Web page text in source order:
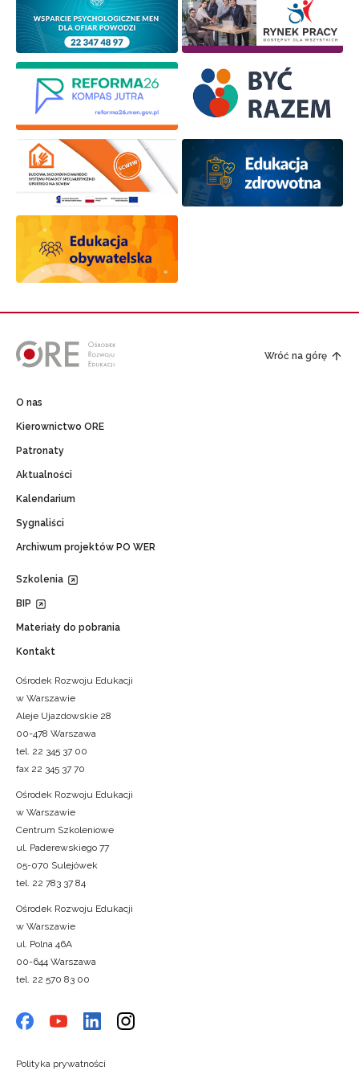
Wróć na górę
O nas
Kierownictwo ORE
Patronaty
Aktualności
Kalendarium
Sygnaliści
Archiwum projektów PO WER
Szkolenia
BIP
Materiały do pobrania
Kontakt
Ośrodek Rozwoju Edukacji
w Warszawie
Aleje Ujazdowskie 28
00-478 Warszawa
tel. 22 345 37 00
fax 22 345 37 70
Ośrodek Rozwoju Edukacji
w Warszawie
Centrum Szkoleniowe
ul. Paderewskiego 77
05-070 Sulejówek
tel. 22 783 37 84
Ośrodek Rozwoju Edukacji
w Warszawie
ul. Polna 46A
00-644 Warszawa
tel. 22 570 83 00
Polityka prywatności